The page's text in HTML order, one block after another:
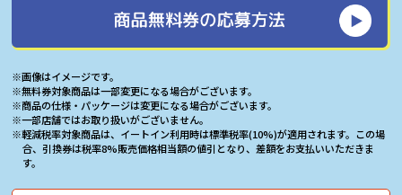
※画像はイメージです。
※無料券対象商品は⼀部変更になる場合がございます。
※商品の仕様・パッケージは変更になる場合がございます。
※⼀部店舗ではお取り扱いがございません。
※軽減税率対象商品は、イートイン利⽤時は標準税率(10%)が適⽤されます。この場
合、引換券は税率8%販売価格相当額の値引となり、差額をお⽀払いいただきま
す。